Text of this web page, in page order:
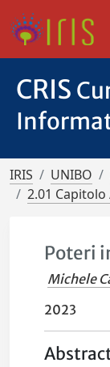
CRIS
IRIS UNIBO
2.01
Poteri
Michele
2023